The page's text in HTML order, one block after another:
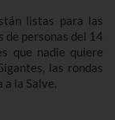
listas para las
de personas del 14
que nadie quiere
las rondas
a la Salve.